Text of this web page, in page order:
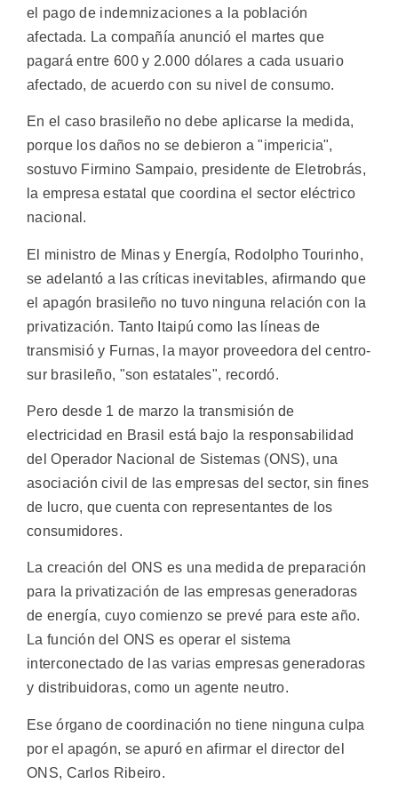
el pago de indemnizaciones a la población
afectada. La compañía anunció el martes que
pagará entre 600 y 2.000 dólares a cada usuario
afectado, de acuerdo con su nivel de consumo.
En el caso brasileño no debe aplicarse la medida,
porque los daños no se debieron a "impericia",
sostuvo Firmino Sampaio, presidente de Eletrobrás,
la empresa estatal que coordina el sector eléctrico
nacional.
El ministro de Minas y Energía, Rodolpho Tourinho,
se adelantó a las críticas inevitables, afirmando que
el apagón brasileño no tuvo ninguna relación con la
privatización. Tanto Itaipú como las líneas de
transmisió y Furnas, la mayor proveedora del centro-
sur brasileño, "son estatales", recordó.
Pero desde 1 de marzo la transmisión de
electricidad en Brasil está bajo la responsabilidad
del Operador Nacional de Sistemas (ONS), una
asociación civil de las empresas del sector, sin fines
de lucro, que cuenta con representantes de los
consumidores.
La creación del ONS es una medida de preparación
para la privatización de las empresas generadoras
de energía, cuyo comienzo se prevé para este año.
La función del ONS es operar el sistema
interconectado de las varias empresas generadoras
y distribuidoras, como un agente neutro.
Ese órgano de coordinación no tiene ninguna culpa
por el apagón, se apuró en afirmar el director del
ONS, Carlos Ribeiro.